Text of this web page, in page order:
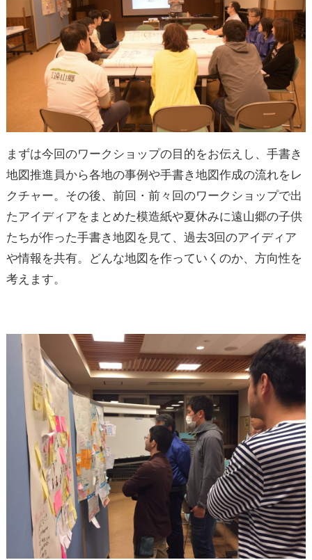
まずは今回のワークショップの目的をお伝えし、手書き
地図推進員から各地の事例や手書き地図作成の流れをレ
クチャー。その後、前回・前々回のワークショップで出
たアイディアをまとめた模造紙や夏休みに遠山郷の子供
たちが作った手書き地図を見て、過去3回のアイディア
や情報を共有。どんな地図を作っていくのか、方向性を
考えます。